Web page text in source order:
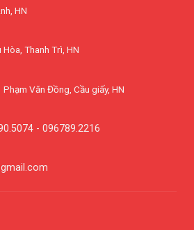
HN
Thanh Trì, HN
Văn Đồng, Cầu giấy, HN
- 096789.2216